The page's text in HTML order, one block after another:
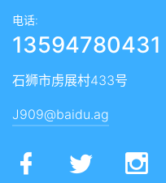
电话:
13594780431
石狮市虏展村433号
J909@baidu.ag